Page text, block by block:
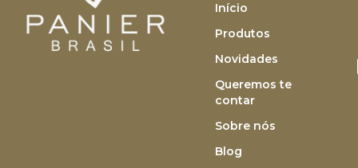
Início
Produtos
Novidades
Queremos te
contar
Sobre nós
Blog